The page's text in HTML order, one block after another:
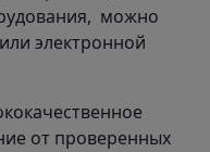
можно
электронной
от проверенных